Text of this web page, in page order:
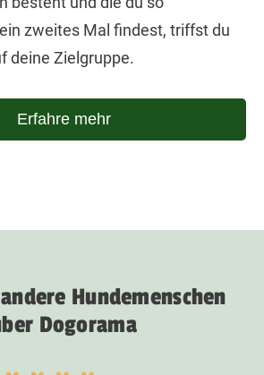
zweites Mal findest, triffst du
deine Zielgruppe.
Erfahre mehr
Hundemenschen
Dogorama